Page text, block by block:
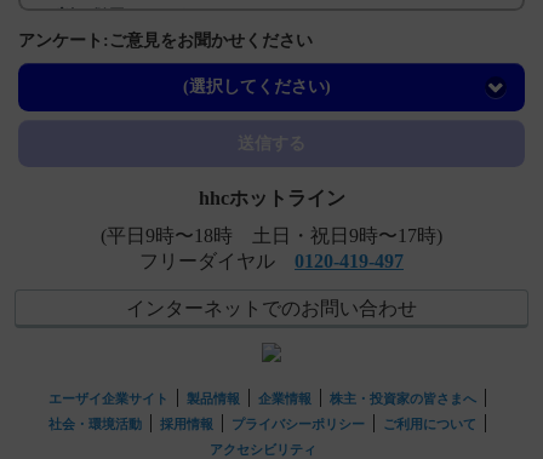
【エクフィナ】 代謝に関与する酵素（CYP）の分子種と
CYPへの影響について教えてください。
アンケート:ご意見をお聞かせください
(選択してください)
hhcホットライン
(平日9時〜18時 土日・祝日9時〜17時)
フリーダイヤル 0120-419-497
インターネットでのお問い合わせ
エーザイ企業サイト 製品情報 企業情報
株主・投資家の皆さまへ
社会・環境活動
採用情報 プライバシーポリシー
ご利用について
アクセシビリティ